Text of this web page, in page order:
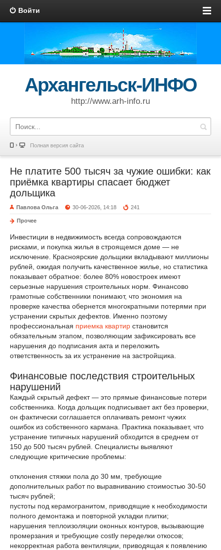
Войти
Архангельск-ИНФО
http://www.arh-info.ru
Полная версия сайта
Не платите 500 тысяч за чужие ошибки: как
приёмка квартиры спасает бюджет
дольщика
Павлова Ольга 30-06-2026, 14:18 241
Прочее
Инвестиции в недвижимость всегда сопровождаются
рисками, и покупка жилья в строящемся доме — не
исключение. Красноярские дольщики вкладывают миллионы
рублей, ожидая получить качественное жилье, но статистика
показывает обратное: более 80% новостроек имеют
серьезные нарушения строительных норм. Финансово
грамотные собственники понимают, что экономия на
проверке качества обернется многократными потерями при
устранении скрытых дефектов. Именно поэтому
профессиональная приемка квартир становится
обязательным этапом, позволяющим зафиксировать все
нарушения до подписания акта и переложить
ответственность за их устранение на застройщика.
Финансовые последствия строительных
нарушений
Каждый скрытый дефект — это прямые финансовые потери
собственника. Когда дольщик подписывает акт без проверки,
он фактически соглашается оплачивать ремонт чужих
ошибок из собственного кармана. Практика показывает, что
устранение типичных нарушений обходится в среднем от
150 до 500 тысяч рублей. Специалисты выявляют
следующие критические проблемы:
отклонения стяжки пола до 30 мм, требующие
дополнительных работ по выравниванию стоимостью 30-50
тысяч рублей;
пустоты под керамогранитом, приводящие к необходимости
полного демонтажа и повторной укладки плитки;
нарушения теплоизоляции оконных контуров, вызывающие
промерзания и требующие costly переделки откосов;
некорректная работа вентиляции, приводящая к появлению